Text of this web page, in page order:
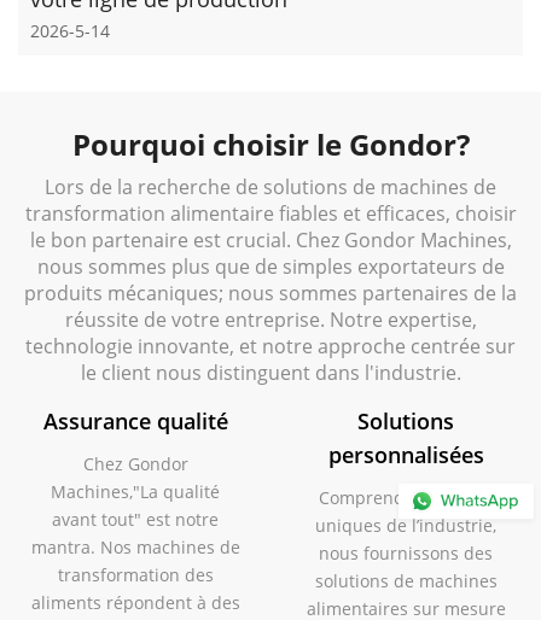
2026-5-14
Pourquoi choisir le Gondor?
Lors de la recherche de solutions de machines de
transformation alimentaire fiables et efficaces, choisir
le bon partenaire est crucial. Chez Gondor Machines,
nous sommes plus que de simples exportateurs de
produits mécaniques; nous sommes partenaires de la
réussite de votre entreprise. Notre expertise,
technologie innovante, et notre approche centrée sur
le client nous distinguent dans l'industrie.
Assurance qualité
Chez Gondor
Machines,"La qualité
avant tout" est notre
mantra. Nos machines de
transformation des
aliments répondent à des
Solutions
personnalisées
Comprendre les défis
uniques de l’industrie,
nous fournissons des
solutions de machines
alimentaires sur mesure